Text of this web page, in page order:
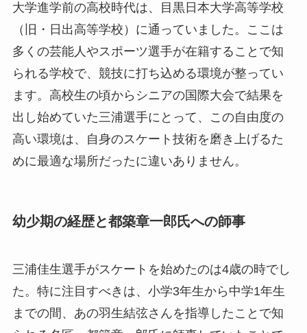
大学進学前の高校時代は、目黒日本大学高等学校
（旧・日出高等学校）に通っていました。ここは
多くの芸能人やスポーツ選手が在籍することで知
られる学校で、競技に打ち込める環境が整ってい
ます。高校生の頃からシニアの国際大会で結果を
出し始めていた三浦選手にとって、この自由度の
高い環境は、自身のスケート技術を磨き上げるた
めに最適な場所だったに違いありません。
幼少期の経歴と都築章一郎氏への師事
三浦佳生選手がスケートを始めたのは4歳の時でし
た。特に注目すべきは、小学3年生から中学1年生
までの間、あの羽生結弦さんを指導したことで知